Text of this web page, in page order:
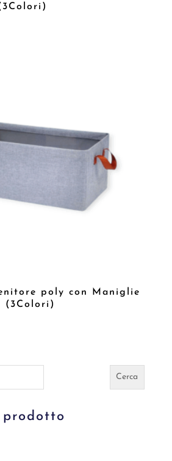
poly con Maniglie
(3Colori)
Cerca